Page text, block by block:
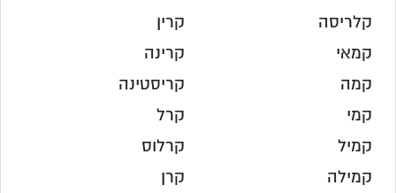
קלריסה
קמאי
קמה
קמי
קמיל
קמילה
קרין
קרינה
קריסטינה
קרל
קרלוס
קרן